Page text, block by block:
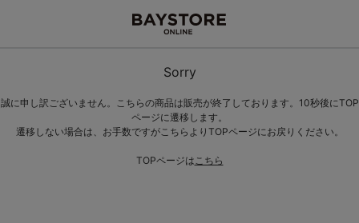
Sorry
誠に申し訳ございません。こちらの商品は販売が終了しております。10秒後にTOP
ページに遷移します。
遷移しない場合は、お手数ですがこちらよりTOPページにお戻りください。
TOPページはこちら